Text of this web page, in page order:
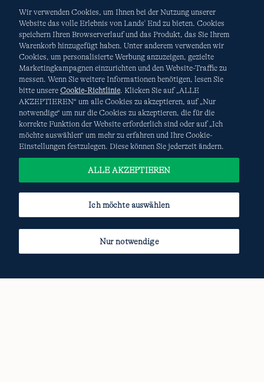
Wir verwenden Cookies, um Ihnen bei der Nutzung unserer
Website das volle Erlebnis von Lands' End zu bieten. Cookies
speichern Ihren Browserverlauf und das Produkt, das Sie Ihrem
Warenkorb hinzugefügt haben. Unter anderem verwenden wir
Cookies, um personalisierte Werbung anzuzeigen, gezielte
Marketingkampagnen einzurichten und den Website-Traffic zu
messen. Wenn Sie weitere Informationen benötigen, lesen Sie
bitte unsere Cookie-Richtlinie. Klicken Sie auf „ALLE
AKZEPTIEREN“ um alle Cookies zu akzeptieren, auf „Nur
notwendige“ um nur die Cookies zu akzeptieren, die für die
korrekte Funktion der Website erforderlich sind oder auf „Ich
möchte auswählen“ um mehr zu erfahren und Ihre Cookie-
Einstellungen festzulegen. Diese können Sie jederzeit ändern.
Ich möchte auswählen
Nur notwendige
ALLE AKZEPTIEREN